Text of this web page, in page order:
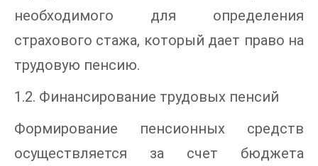
необходимого для определения
страхового стажа, который дает право на
трудовую пенсию.
1.2. Финансирование трудовых пенсий
Формирование пенсионных средств
осуществляется за счет бюджета